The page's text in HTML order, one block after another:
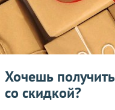
пригодные к
Хочешь
со скидкой?